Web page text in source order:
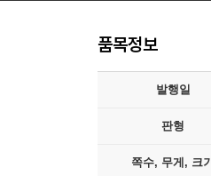
품목정보
발행일
판형
쪽수, 무게, 크기